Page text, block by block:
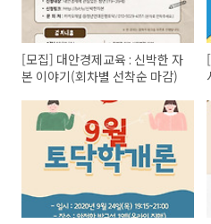
[모집] 대안경제교육 : 신박한 자
본 이야기(회차별 선착순 마감)